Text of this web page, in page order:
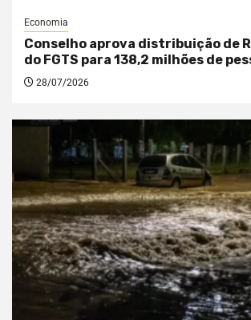
Economia
Conselho aprova distribuição de
do FGTS para 138,2 milhões de
28/07/2026